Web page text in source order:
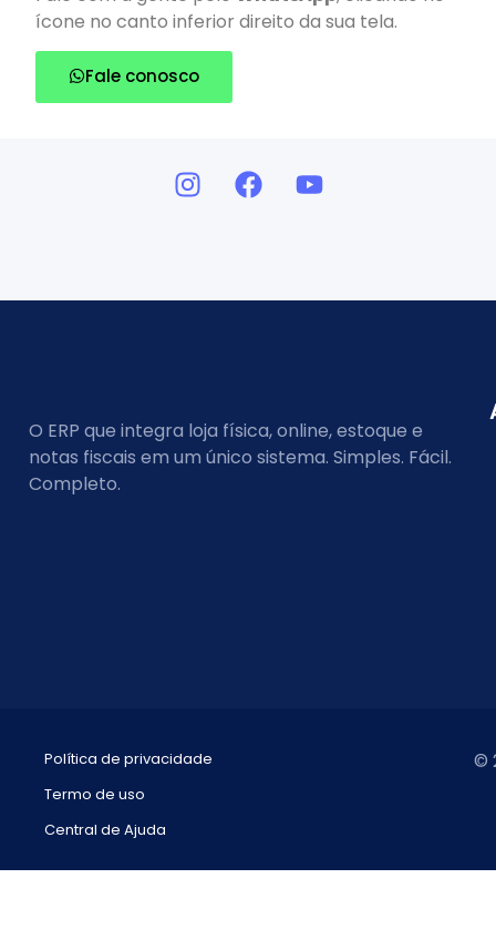
ícone no canto inferior direito da sua tela.
Fale conosco
O ERP que integra loja física, online, estoque e
notas fiscais em um único sistema. Simples. Fácil.
Completo.
Política de privacidade
Termo de uso
Central de Ajuda
©